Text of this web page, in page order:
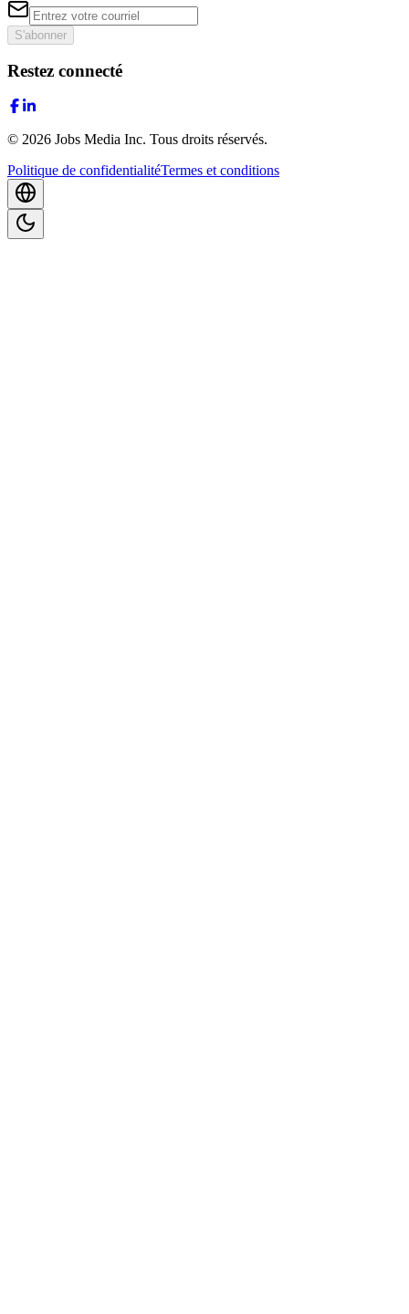
S'abonner
Restez connecté
© 2026 Jobs Media Inc. Tous droits réservés.
Politique de confidentialitéTermes et conditions